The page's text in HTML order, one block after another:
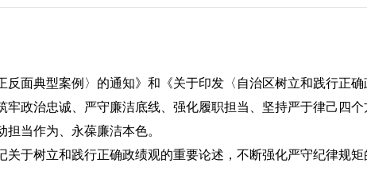
面典型案例〉的通知》和《关于印发〈自治区树立和践行正
政治忠诚、严守廉洁底线、强化履职担当、坚持严于律己四
当作为、永葆廉洁本色。
于树立和践行正确政绩观的重要论述，不断强化严守纪律规